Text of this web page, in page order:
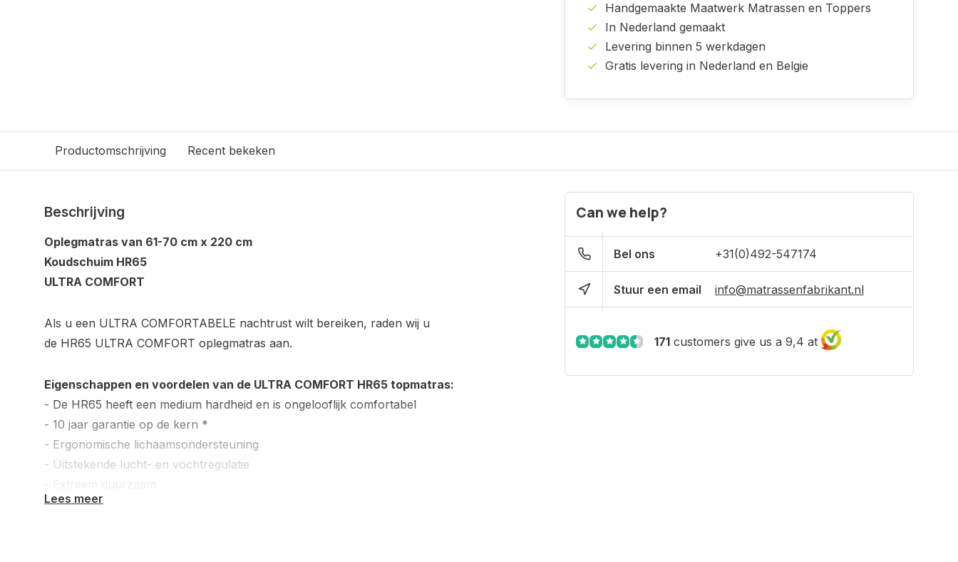
Handgemaakte Maatwerk Matrassen en Toppers
In Nederland gemaakt
Levering binnen 5 werkdagen
Gratis levering in Nederland en Belgie
Productomschrijving Recent bekeken
Beschrijving
Oplegmatras van 61-70 cm x 220 cm
Koudschuim HR65
ULTRA COMFORT
Als u een ULTRA COMFORTABELE nachtrust wilt bereiken, raden wij u
de HR65 ULTRA COMFORT oplegmatras aan.
Eigenschappen en voordelen van de ULTRA COMFORT HR65 topmatras:
- De HR65 heeft een medium hardheid en is ongelooflijk comfortabel
- 10 jaar garantie op de kern *
- Ergonomische lichaamsondersteuning
- Uitstekende lucht- en vochtregulatie
- Hoogwaardige topmatras
Lees meer
Can we help?
Bel ons +31(0)492-547174
Stuur een email info@matrassenfabrikant.nl
171 customers give us a 9,4 at